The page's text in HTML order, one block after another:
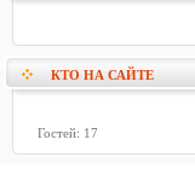
КТО НА САЙТЕ
Гостей: 17